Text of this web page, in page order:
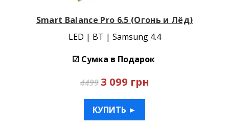
Smart Balance Pro 6.5 (Огонь и Лёд)
LED | BT | Samsung 4.4
☑ Сумка в Подарок
4499 3 099 грн
КУПИТЬ ►